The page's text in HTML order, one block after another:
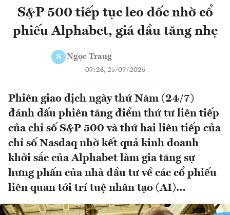
S&P 500 tiếp tục leo dốc nhờ cổ
phiếu Alphabet, giá dầu tăng nhẹ
N Ngọc Trang
07:26, 25/07/2025
Phiên giao dịch ngày thứ Năm (24/7)
đánh dấu phiên tăng điểm thứ tư liên tiếp
của chỉ số S&P 500 và thứ hai liên tiếp của
chỉ số Nasdaq nhờ kết quả kinh doanh
khởi sắc của Alphabet làm gia tăng sự
hưng phấn của nhà đầu tư về các cổ phiếu
liên quan tới trí tuệ nhân tạo (AI)…